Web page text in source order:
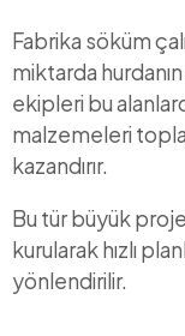
Fabrika söküm
miktarda
ekipleri bu
malzemeleri
kazandırır.
Bu tür büyük
kurularak hızlı
yönlendirilir.